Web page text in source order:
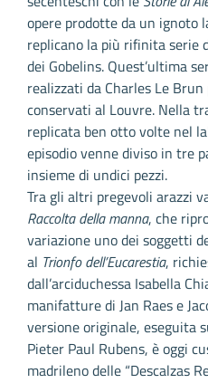
opere prodotte da un ignoto
replicano la più rifinita serie
dei Gobelins. Quest’ultima
realizzati da Charles Le Brun
conservati al Louvre. Nella
replicata ben otto volte nel
episodio venne diviso in tre
insieme di undici pezzi.
Tra gli altri pregevoli arazzi
Raccolta della manna, che
variazione uno dei soggetti
al Trionfo dell’Eucarestia,
dall’arciduchessa Isabella
manifatture di Jan Raes e
versione originale, eseguita
Pieter Paul Rubens, è oggi
madrileno delle “Descalzas